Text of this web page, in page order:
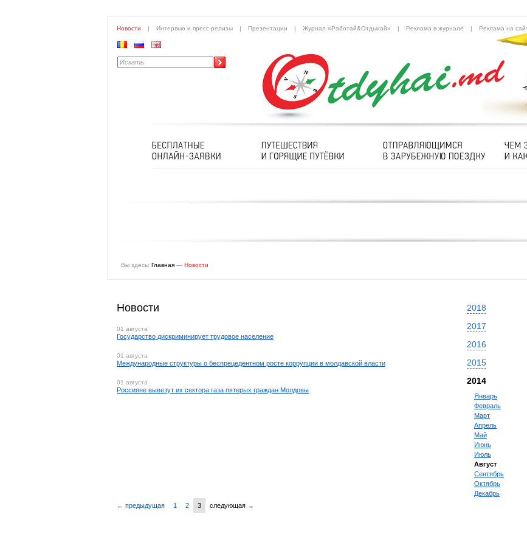
Новости | Интервью и пресс-релизы | Презентации | Журнал «Работай&Отдыхай» | Реклама в журнале | Реклама на
Вы здесь: Главная — Новости
Новости
01 августа
Государство дискриминирует трудовое население
01 августа
Международные структуры о беспрецедентном росте коррупции в молдавской власти
01 августа
Россияне вывезут их сектора газа пятерых граждан Молдовы
2018
2017
2016
2015
2014
Январь
Февраль
Март
Апрель
Май
Июнь
Июль
Август
Сентябрь
Октябрь
Декабрь
← предыдущая
1 2 3 следующая →